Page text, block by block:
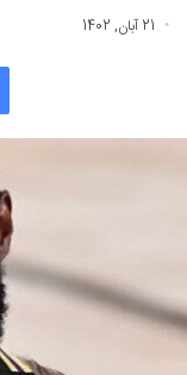
21 آبان, 1402